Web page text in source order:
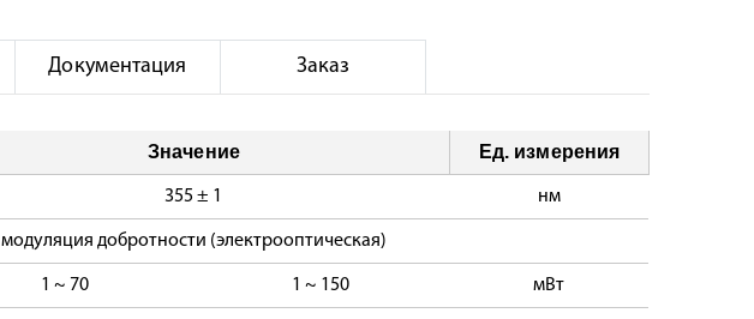
Документация Заказ
Значение Ед. измерения
355 ± 1 нм
модуляция добротности (электрооптическая)
1 ~ 70 1 ~ 150 мВт